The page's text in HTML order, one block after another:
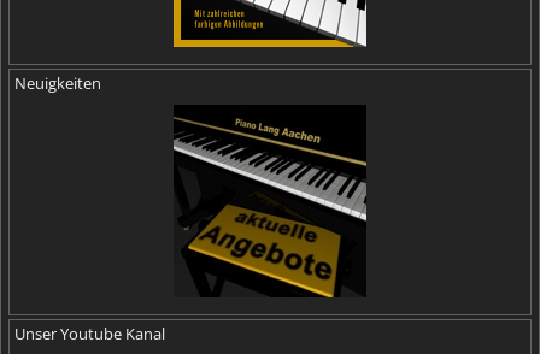
Neuigkeiten
Unser Youtube Kanal